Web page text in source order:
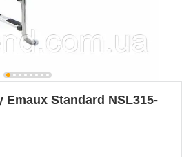
Standard NSL315-